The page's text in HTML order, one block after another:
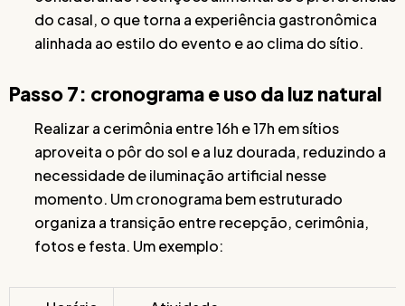
do casal, o que torna a experiência gastronômica
alinhada ao estilo do evento e ao clima do sítio.
Passo 7: cronograma e uso da luz natural
Realizar a cerimônia entre 16h e 17h em sítios
aproveita o pôr do sol e a luz dourada, reduzindo a
necessidade de iluminação artificial nesse
momento. Um cronograma bem estruturado
organiza a transição entre recepção, cerimônia,
fotos e festa. Um exemplo: